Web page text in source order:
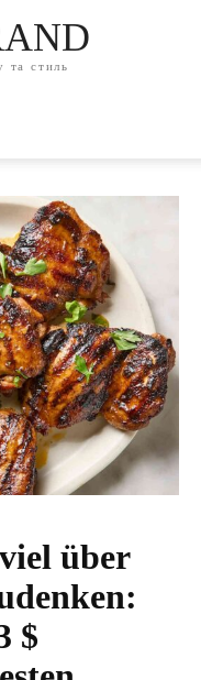
та стиль
über
$